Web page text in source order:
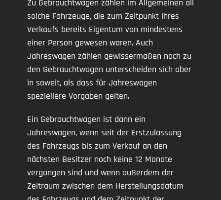
Zu Gebrauchtwagen zählen im Allgemeinen all
solche Fahrzeuge, die zum Zeitpunkt Ihres
Verkaufs bereits Eigentum von mindestens
einer Person gewesen waren. Auch
Jahreswagen zählen gewissermaßen noch zu
den Gebrauchtwagen unterscheiden sich aber
in soweit, als dass für Jahreswagen
speziellere Vorgaben gelten.
Ein Gebrauchtwagen ist dann ein
Jahreswagen, wenn seit der Erstzulassung
des Fahrzeugs bis zum Verkauf an den
nächsten Besitzer noch keine 12 Monate
vergangen sind und wenn außerdem der
Zeitraum zwischen dem Herstellungsdatum